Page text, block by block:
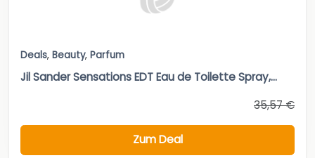
Deals, Beauty, Parfum
Jil Sander Sensations EDT Eau de Toilette Spray,...
35,57 €
Zum Deal